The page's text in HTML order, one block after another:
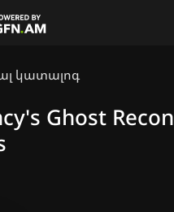
կատալոգ
Ghost Recon